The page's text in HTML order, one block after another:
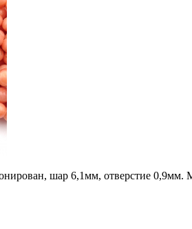
шар 6,1мм, отверстие 0,9мм.